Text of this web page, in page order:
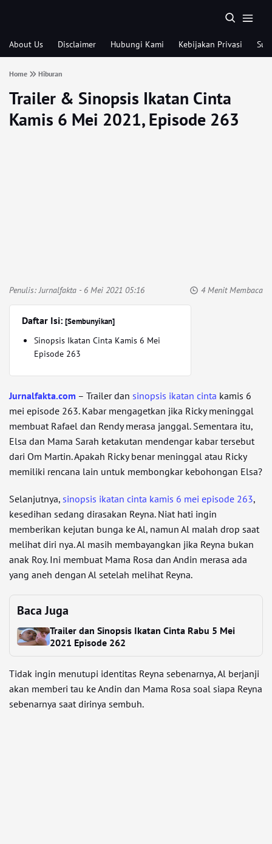
About Us Disclaimer Hubungi Kami Kebijakan Privasi
Home Hiburan
Trailer & Sinopsis Ikatan Cinta
Kamis 6 Mei 2021, Episode 263
Penulis:Jurnalfakta - 6 Mei 2021 05:16 4 Menit Membaca
Daftar Isi: [Sembunyikan]
Sinopsis Ikatan Cinta Kamis 6 Mei
Episode 263
Jurnalfakta.com – Trailer dan sinopsis ikatan cinta kamis 6
mei episode 263. Kabar mengagetkan jika Ricky meninggal
membuat Rafael dan Rendy merasa janggal. Sementara itu,
Elsa dan Mama Sarah ketakutan mendengar kabar tersebut
dari Om Martin. Apakah Ricky benar meninggal atau Ricky
memiliki rencana lain untuk membongkar kebohongan Elsa?
Selanjutnya, sinopsis ikatan cinta kamis 6 mei episode 263,
kesedihan sedang dirasakan Reyna. Niat hati ingin
memberikan kejutan bunga ke Al, namun Al malah drop saat
melihat diri nya. Al masih membayangkan jika Reyna bukan
anak Roy. Ini membuat Mama Rosa dan Andin merasa ada
yang aneh dengan Al setelah melihat Reyna.
Baca Juga
Trailer dan Sinopsis Ikatan Cinta Rabu 5 Mei
2021 Episode 262
Tidak ingin menutupi identitas Reyna sebenarnya, Al berjanji
akan memberi tau ke Andin dan Mama Rosa soal siapa Reyna
sebenarnya saat dirinya sembuh.